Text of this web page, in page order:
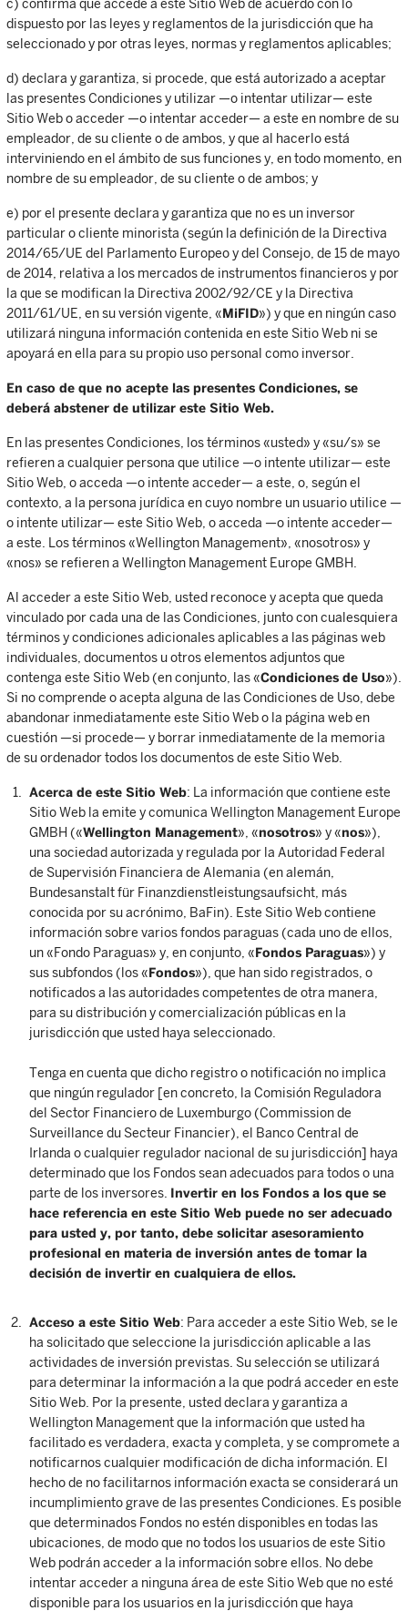
c) confirma que accede a este Sitio Web de acuerdo con lo
dispuesto por las leyes y reglamentos de la jurisdicción que ha
seleccionado y por otras leyes, normas y reglamentos aplicables;
d) declara y garantiza, si procede, que está autorizado a aceptar
las presentes Condiciones y utilizar —o intentar utilizar— este
Sitio Web o acceder —o intentar acceder— a este en nombre de su
empleador, de su cliente o de ambos, y que al hacerlo está
interviniendo en el ámbito de sus funciones y, en todo momento, en
nombre de su empleador, de su cliente o de ambos; y
e) por el presente declara y garantiza que no es un inversor
particular o cliente minorista (según la definición de la Directiva
2014/65/UE del Parlamento Europeo y del Consejo, de 15 de mayo
de 2014, relativa a los mercados de instrumentos financieros y por
la que se modifican la Directiva 2002/92/CE y la Directiva
2011/61/UE, en su versión vigente, «MiFID») y que en ningún caso
utilizará ninguna información contenida en este Sitio Web ni se
apoyará en ella para su propio uso personal como inversor.
En caso de que no acepte las presentes Condiciones, se
deberá abstener de utilizar este Sitio Web.
En las presentes Condiciones, los términos «usted» y «su/s» se
refieren a cualquier persona que utilice —o intente utilizar— este
Sitio Web, o acceda —o intente acceder— a este, o, según el
contexto, a la persona jurídica en cuyo nombre un usuario utilice —
o intente utilizar— este Sitio Web, o acceda —o intente acceder—
a este. Los términos «Wellington Management», «nosotros» y
«nos» se refieren a Wellington Management Europe GMBH.
Al acceder a este Sitio Web, usted reconoce y acepta que queda
vinculado por cada una de las Condiciones, junto con cualesquiera
términos y condiciones adicionales aplicables a las páginas web
individuales, documentos u otros elementos adjuntos que
contenga este Sitio Web (en conjunto, las «Condiciones de Uso»).
Si no comprende o acepta alguna de las Condiciones de Uso, debe
abandonar inmediatamente este Sitio Web o la página web en
cuestión —si procede— y borrar inmediatamente de la memoria
de su ordenador todos los documentos de este Sitio Web.
Acerca de este Sitio Web: La información que contiene este
Sitio Web la emite y comunica Wellington Management Europe
GMBH («Wellington Management», «nosotros» y «nos»),
una sociedad autorizada y regulada por la Autoridad Federal
de Supervisión Financiera de Alemania (en alemán,
Bundesanstalt für Finanzdienstleistungsaufsicht, más
conocida por su acrónimo, BaFin). Este Sitio Web contiene
información sobre varios fondos paraguas (cada uno de ellos,
un «Fondo Paraguas» y, en conjunto, «Fondos Paraguas») y
sus subfondos (los «Fondos»), que han sido registrados, o
notificados a las autoridades competentes de otra manera,
para su distribución y comercialización públicas en la
jurisdicción que usted haya seleccionado.
Tenga en cuenta que dicho registro o notificación no implica
que ningún regulador [en concreto, la Comisión Reguladora
del Sector Financiero de Luxemburgo (Commission de
Surveillance du Secteur Financier), el Banco Central de
Irlanda o cualquier regulador nacional de su jurisdicción] haya
determinado que los Fondos sean adecuados para todos o una
parte de los inversores. Invertir en los Fondos a los que se
hace referencia en este Sitio Web puede no ser adecuado
para usted y, por tanto, debe solicitar asesoramiento
profesional en materia de inversión antes de tomar la
decisión de invertir en cualquiera de ellos.
Acceso a este Sitio Web: Para acceder a este Sitio Web, se le
ha solicitado que seleccione la jurisdicción aplicable a las
actividades de inversión previstas. Su selección se utilizará
para determinar la información a la que podrá acceder en este
Sitio Web. Por la presente, usted declara y garantiza a
Wellington Management que la información que usted ha
facilitado es verdadera, exacta y completa, y se compromete a
notificarnos cualquier modificación de dicha información. El
hecho de no facilitarnos información exacta se considerará un
incumplimiento grave de las presentes Condiciones. Es posible
que determinados Fondos no estén disponibles en todas las
ubicaciones, de modo que no todos los usuarios de este Sitio
Web podrán acceder a la información sobre ellos. No debe
intentar acceder a ninguna área de este Sitio Web que no esté
disponible para los usuarios en la jurisdicción que haya